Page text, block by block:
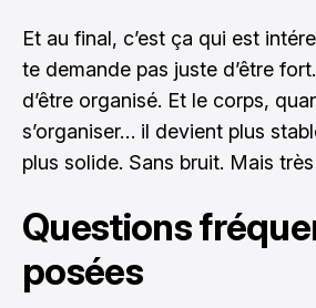
Et au final, c’est ça qui est
te demande pas juste d’être
d’être organisé. Et le corps,
s’organiser… il devient plus
plus solide. Sans bruit. Mais
Questions
posées